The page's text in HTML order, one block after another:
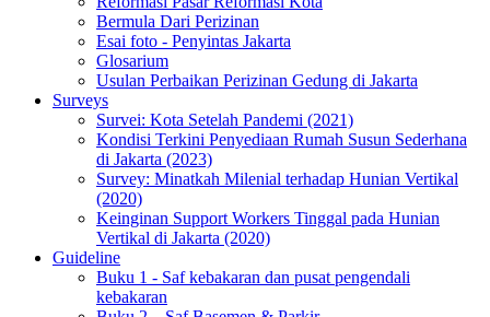
Bermula Dari Perizinan
Esai foto - Penyintas Jakarta
Glosarium
Usulan Perbaikan Perizinan Gedung di Jakarta
Surveys
Survei: Kota Setelah Pandemi (2021)
Kondisi Terkini Penyediaan Rumah Susun Sederhana
di Jakarta (2023)
Survey: Minatkah Milenial terhadap Hunian Vertikal
(2020)
Keinginan Support Workers Tinggal pada Hunian
Vertikal di Jakarta (2020)
Guideline
Buku 1 - Saf kebakaran dan pusat pengendali
kebakaran